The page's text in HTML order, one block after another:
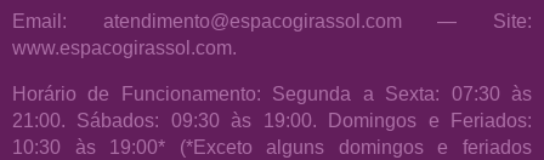
Email: atendimento@espacogirassol.com — Site:
www.espacogirassol.com.
Horário de Funcionamento: Segunda a Sexta: 07:30 às
21:00. Sábados: 09:30 às 19:00. Domingos e Feriados:
10:30 às 19:00* (*Exceto alguns domingos e feriados